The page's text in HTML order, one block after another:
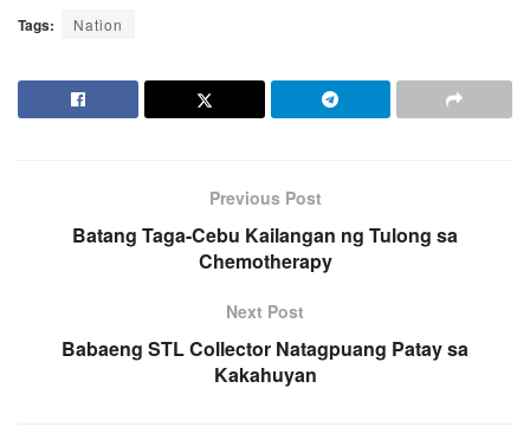
Tags: Nation
Previous Post
Batang Taga-Cebu Kailangan ng Tulong sa
Chemotherapy
Next Post
Babaeng STL Collector Natagpuang Patay sa
Kakahuyan